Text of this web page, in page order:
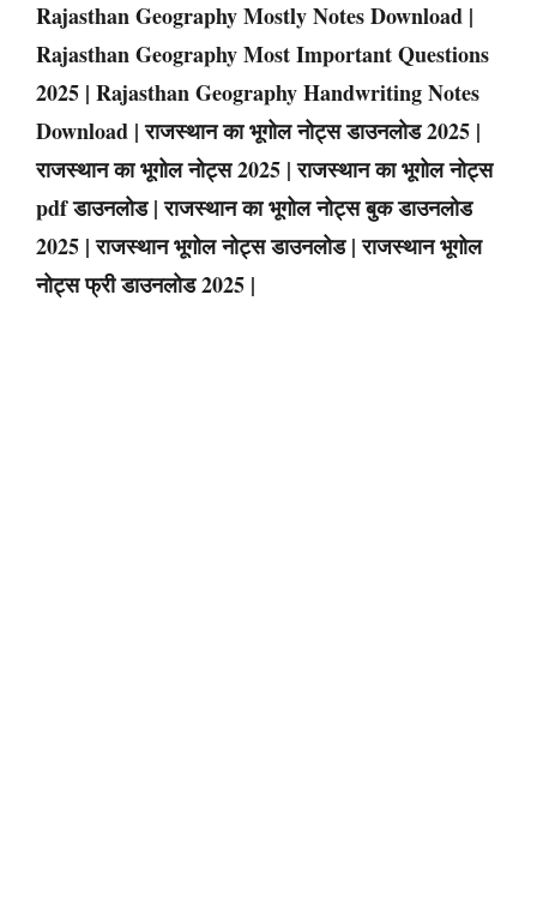
Rajasthan Geography Mostly Notes Download |
Rajasthan Geography Most Important Questions
2025 | Rajasthan Geography Handwriting Notes
Download | राजस्थान का भूगोल नोट्स डाउनलोड 2025 |
राजस्थान का भूगोल नोट्स 2025 | राजस्थान का भूगोल नोट्स
pdf डाउनलोड | राजस्थान का भूगोल नोट्स बुक डाउनलोड
2025 | राजस्थान भूगोल नोट्स डाउनलोड | राजस्थान भूगोल
नोट्स फ्री डाउनलोड 2025 |